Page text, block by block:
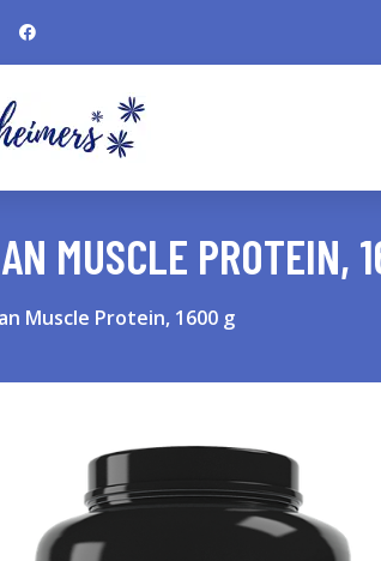
MUSCLE PROTEIN,
Muscle Protein, 1600 g